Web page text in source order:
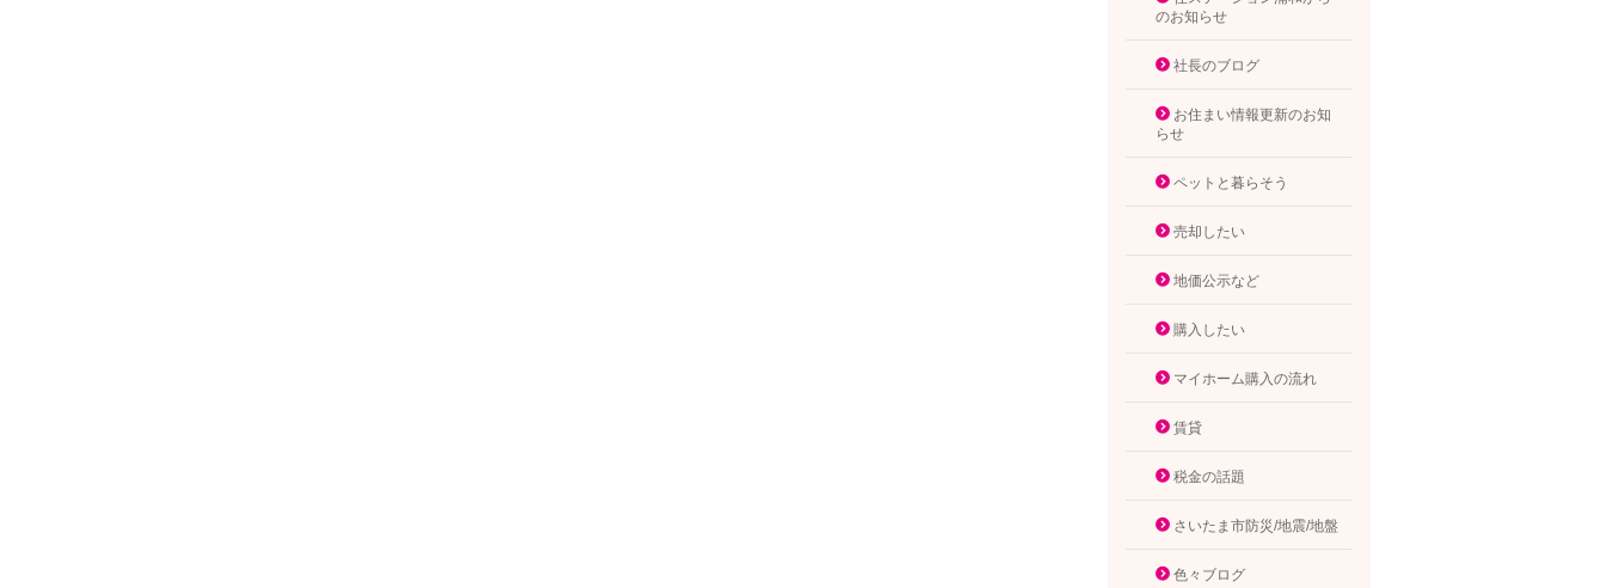
のお知らせ
社長のブログ
お住まい情報更新のお知
らせ
ペットと暮らそう
売却したい
地価公示など
購入したい
マイホーム購入の流れ
賃貸
税金の話題
さいたま市防災/地震/地盤
色々ブログ